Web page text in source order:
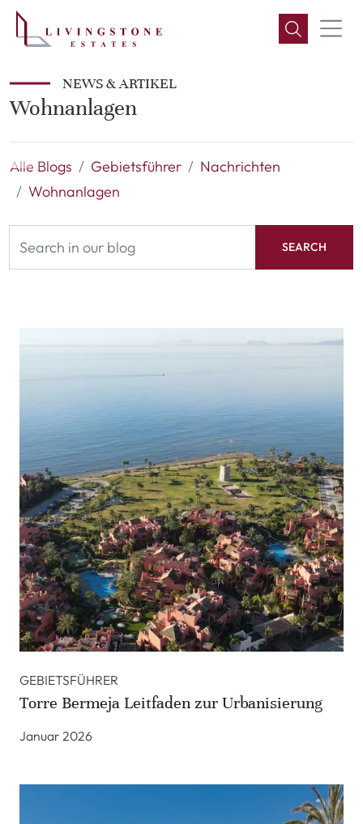
NEWS & ARTIKEL
Wohnanlagen
Alle Blogs Gebietsführer
Nachrichten
Wohnanlagen
SEARCH
GEBIETSFÜHRER
Torre Bermeja Leitfaden zur Urbanisierung
Januar 2026